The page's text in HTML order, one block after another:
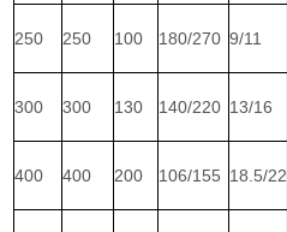
250 250 100 180/270 9/11
300 300 130 140/220 13/16
400 400 200 106/155 18.5/22